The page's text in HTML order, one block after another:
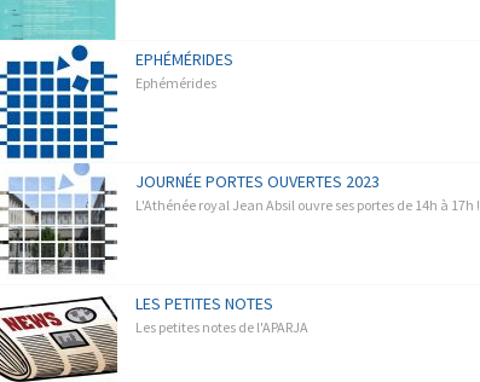
EPHÉMÉRIDES
Ephémérides
JOURNÉE PORTES OUVERTES 2023
L'Athénée royal Jean Absil ouvre ses portes de 14h à 17h !
LES PETITES NOTES
Les petites notes de l'APARJA